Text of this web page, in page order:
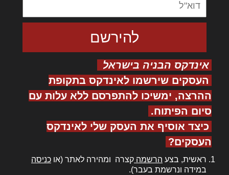
אינדקס הבניה בישראל
העסקים שירשמו לאינדקס בתקופת
ההרצה, ימשיכו להתפרסם ללא עלות עם
סיום הפיתוח.
כיצד אוסיף את העסק שלי לאינדקס
העסקים?
ראשית, בצע הרשמה קצרה ומהירה לאתר (או כניסה
במידה ונרשמת בעבר).